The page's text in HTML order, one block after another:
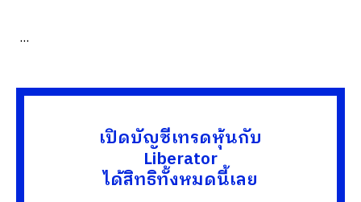
...
เปิดบัญชีเทรดหุ้นกับ
Liberator
ได้สิทธิทั้งหมดนี้เลย